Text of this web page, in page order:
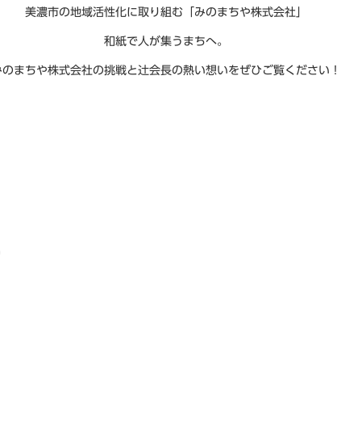
美濃市の地域活性化に取り組む「みのまちや株式会社」
和紙で人が集うまちへ。
のまちや株式会社の挑戦と辻会長の熱い想いをぜひご覧ください！